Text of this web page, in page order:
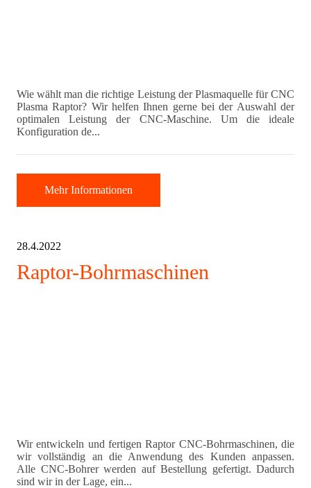
Wie wählt man die richtige Leistung der Plasmaquelle für CNC
Plasma Raptor? Wir helfen Ihnen gerne bei der Auswahl der
optimalen Leistung der CNC-Maschine. Um die ideale
Konfiguration de...
Mehr Informationen
28.4.2022
Raptor-Bohrmaschinen
Wir entwickeln und fertigen Raptor CNC-Bohrmaschinen, die
wir vollständig an die Anwendung des Kunden anpassen.
Alle CNC-Bohrer werden auf Bestellung gefertigt. Dadurch
sind wir in der Lage, ein...